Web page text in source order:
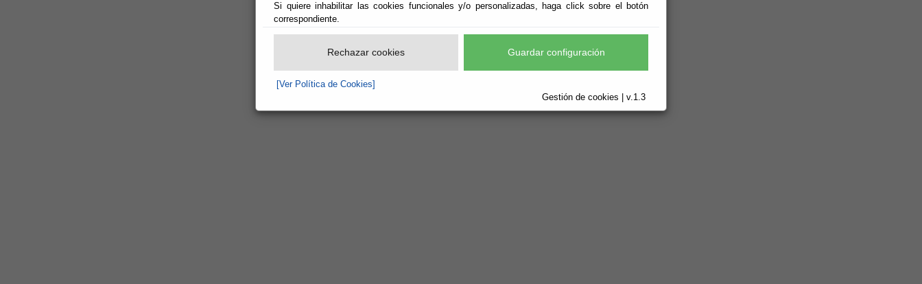
Si quiere inhabilitar las cookies funcionales y/o personalizadas, haga click sobre el botón
correspondiente.
Rechazar cookies Guardar configuración
[Ver Política de Cookies]
Gestión de cookies | v.1.3